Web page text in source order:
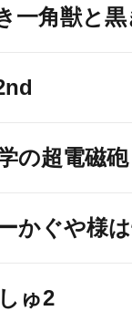
一角獣と
の超電磁砲
かぐや様
ゅ2